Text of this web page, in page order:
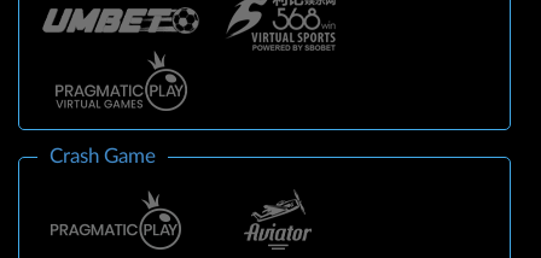
Crash Game